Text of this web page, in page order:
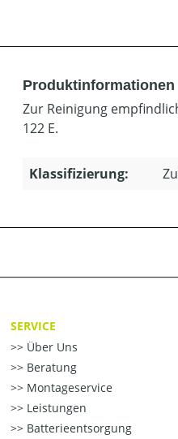
Zur Reinigung
122 E.
Klassifizierung:
SERVICE
Über Uns
Beratung
Montageservice
Leistungen
Batterieentsorgung